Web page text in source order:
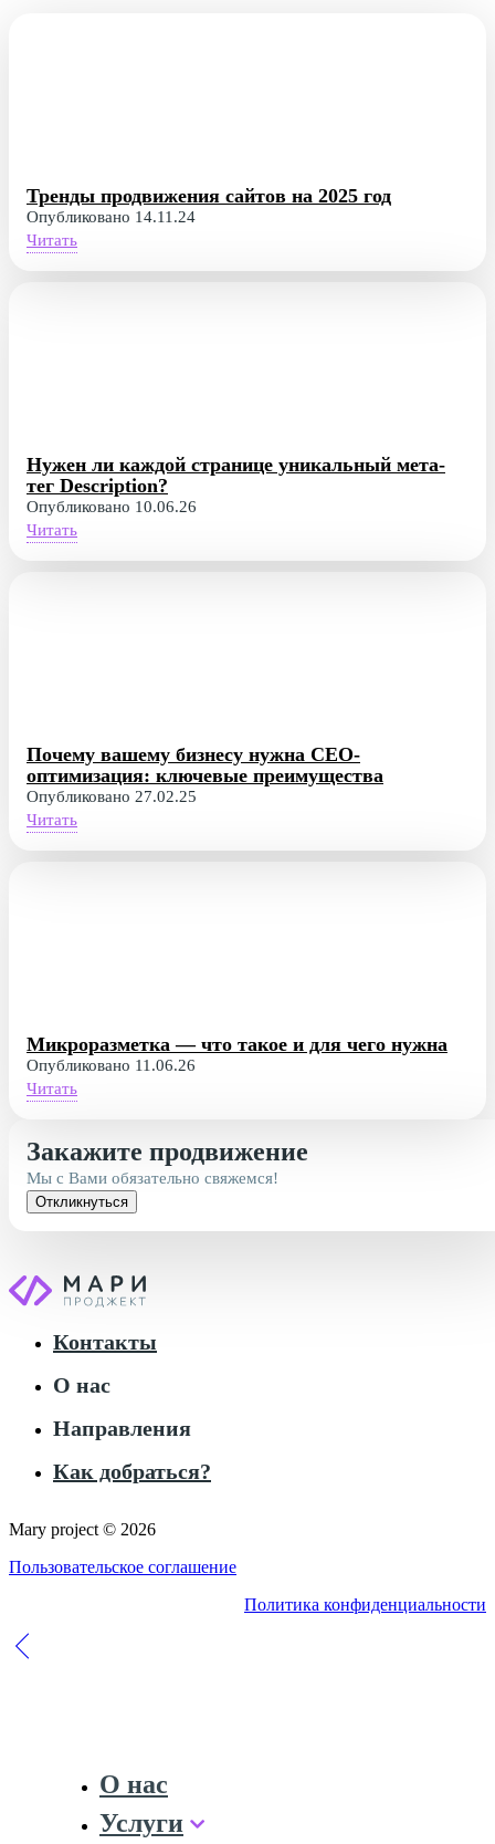
Тренды продвижения сайтов на 2025 год
Опубликовано 14.11.24
Читать
Нужен ли каждой странице уникальный мета-
тег Description?
Опубликовано 10.06.26
Читать
Почему вашему бизнесу нужна СЕО-
оптимизация: ключевые преимущества
Опубликовано 27.02.25
Читать
Микроразметка — что такое и для чего нужна
Опубликовано 11.06.26
Читать
Закажите продвижение
Мы с Вами обязательно свяжемся!
Откликнуться
Контакты
О нас
Направления
Как добраться?
Mary project © 2026
Пользовательское соглашение
Политика конфиденциальности
О нас
Услуги